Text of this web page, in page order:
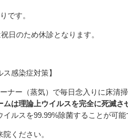
です。
日のため休診となります。
感染症対策】
ナー（蒸気）で毎日念入りに床清掃
ムは理論上ウイルスを完全に死滅さ
イルスを99.99%除菌することが可能
ください。